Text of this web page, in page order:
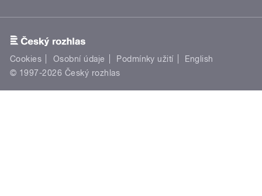
Cookies Osobní údaje Podmínky užití
English
© 1997-2026 Český rozhlas